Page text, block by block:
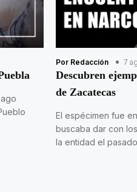
Por Redacción 7
Descubren
de Zacatecas
El espécimen fue
buscaba dar con
la entidad el